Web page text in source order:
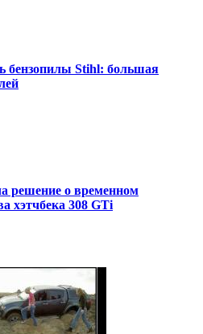
Stihl: большая
решение о временном
хэтчбека 308 GTi